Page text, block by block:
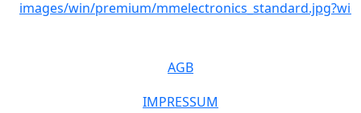
AGB
IMPRESSUM